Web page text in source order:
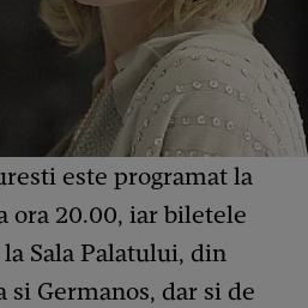
este programat la
ora 20.00, iar biletele
Sala Palatului, din
Germanos, dar si de